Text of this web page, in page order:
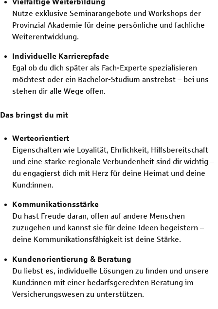
Vielfältige Weiterbildung
Nutze exklusive Seminarangebote und Workshops der
Provinzial Akademie für deine persönliche und fachliche
Weiterentwicklung.
Individuelle Karrierepfade
Egal ob du dich später als Fach-Experte spezialisieren
möchtest oder ein Bachelor-Studium anstrebst – bei uns
stehen dir alle Wege offen.
Das bringst du mit
Werteorientiert
Eigenschaften wie Loyalität, Ehrlichkeit, Hilfsbereitschaft
und eine starke regionale Verbundenheit sind dir wichtig –
du engagierst dich mit Herz für deine Heimat und deine
Kund:innen.
Kommunikationsstärke
Du hast Freude daran, offen auf andere Menschen
zuzugehen und kannst sie für deine Ideen begeistern –
deine Kommunikationsfähigkeit ist deine Stärke.
Kundenorientierung & Beratung
Du liebst es, individuelle Lösungen zu finden und unsere
Kund:innen mit einer bedarfsgerechten Beratung im
Versicherungswesen zu unterstützen.